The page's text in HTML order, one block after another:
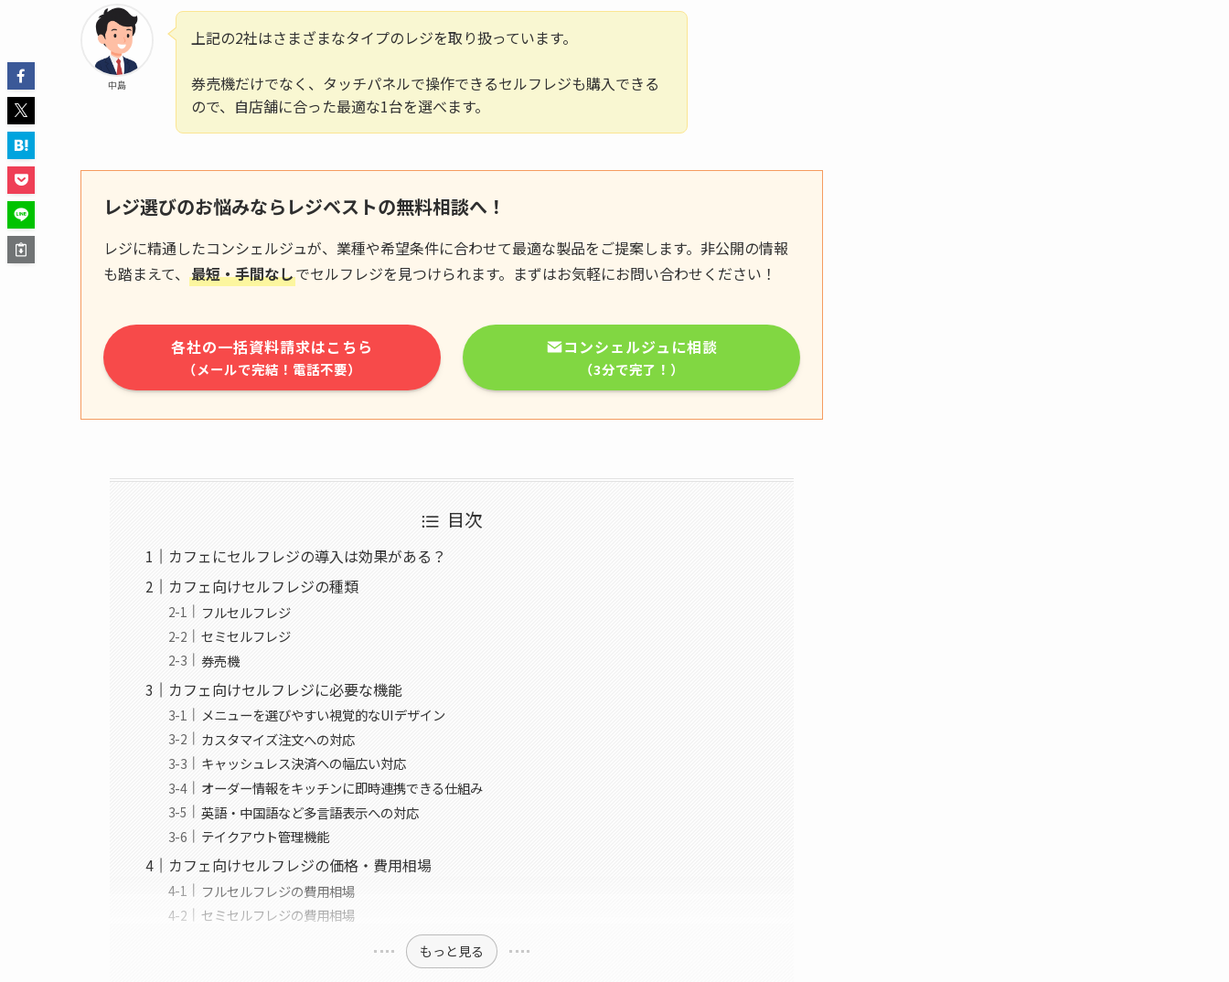
中島
上記の2社はさまざまなタイプのレジを取り扱っています。
券売機だけでなく、タッチパネルで操作できるセルフレジも購入できる
ので、自店舗に合った最適な1台を選べます。
レジ選びのお悩みならレジベストの無料相談へ！
レジに精通したコンシェルジュが、業種や希望条件に合わせて最適な製品をご提案します。非公開の情報
も踏まえて、 最短・手間なしでセルフレジを見つけられます。まずはお気軽にお問い合わせください！
各社の一括資料請求はこちら
（メールで完結！電話不要）
コンシェルジュに相談
（3分で完了！）
目次
カフェにセルフレジの導入は効果がある？
カフェ向けセルフレジの種類
フルセルフレジ
セミセルフレジ
券売機
カフェ向けセルフレジに必要な機能
メニューを選びやすい視覚的なUIデザイン
カスタマイズ注文への対応
キャッシュレス決済への幅広い対応
オーダー情報をキッチンに即時連携できる仕組み
英語・中国語など多言語表示への対応
テイクアウト管理機能
カフェ向けセルフレジの価格・費用相場
フルセルフレジの費用相場
セミセルフレジの費用相場
もっと見る